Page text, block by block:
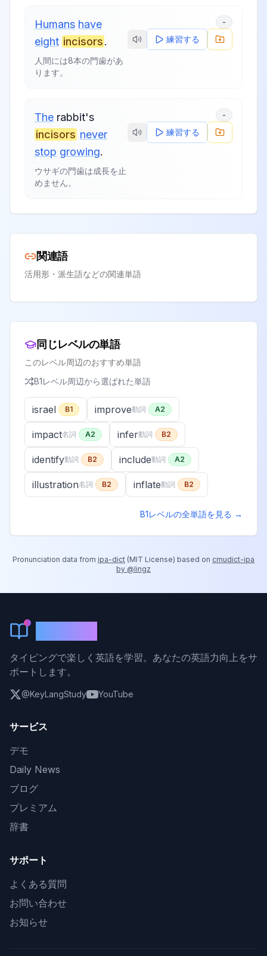
Humans have
eight incisors.
人間には8本の門歯があ
ります。
-
練習する
The rabbit's
incisors never
stop growing.
ウサギの門歯は成長を止
めません。
-
練習する
関連語
活用形・派生語などの関連単語
同じレベルの単語
このレベル周辺のおすすめ単語
B1レベル周辺から選ばれた単語
israel B1 improve動詞 A2
impact名詞 A2 infer動詞 B2
identify動詞 B2 include動詞 A2
illustration名詞 B2 inflate動詞 B2
B1レベルの全単語を見る →
Pronunciation data from ipa-dict (MIT License) based on cmudict-ipa
by @lingz
タイピングで楽しく英語を学習。あなたの英語力向上をサ
ポートします。
@KeyLangStudy YouTube
サービス
デモ
Daily News
ブログ
プレミアム
辞書
サポート
よくある質問
お問い合わせ
お知らせ